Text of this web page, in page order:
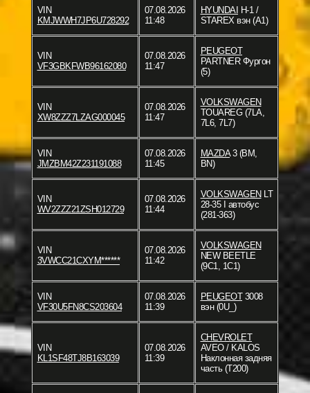
VIN
KMJWWH7JP6U728292
07.08.2026
11:48
HYUNDAI H-1 /
STAREX вэн (A1)
VIN
VF3GBKFWB96162080
07.08.2026
11:47
PEUGEOT
PARTNER Фургон
(5)
VIN
XW8ZZZ7LZAG000045
07.08.2026
11:47
VOLKSWAGEN
TOUAREG (7LA,
7L6, 7L7)
VIN
JMZBM42Z231191088
07.08.2026
11:45
MAZDA3 (BM,
BN)
VIN
WV2ZZZ21ZSH012729
07.08.2026
11:44
VOLKSWAGENLT
28-35 I автобус
(281-363)
VIN
3VWCC21CXYM******
07.08.2026
11:42
VOLKSWAGEN
NEW BEETLE
(9C1, 1C1)
VIN
VF30U5FN8CS203604
07.08.2026
11:39
PEUGEOT3008
вэн (0U_)
VIN
KL1SF48TJ8B163039
07.08.2026
11:39
CHEVROLET
AVEO / KALOS
Наклонная задняя
часть (T200)